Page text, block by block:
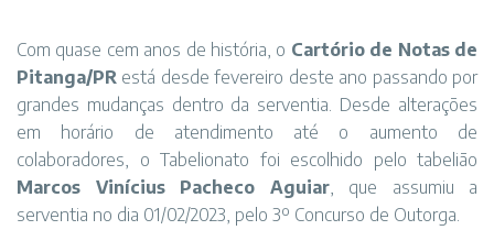
Com quase cem anos de história, o Cartório de Notas de
Pitanga/PR está desde fevereiro deste ano passando por
grandes mudanças dentro da serventia. Desde alterações
em horário de atendimento até o aumento de
colaboradores, o Tabelionato foi escolhido pelo tabelião
Marcos Vinícius Pacheco Aguiar, que assumiu a
serventia no dia 01/02/2023, pelo 3º Concurso de Outorga.